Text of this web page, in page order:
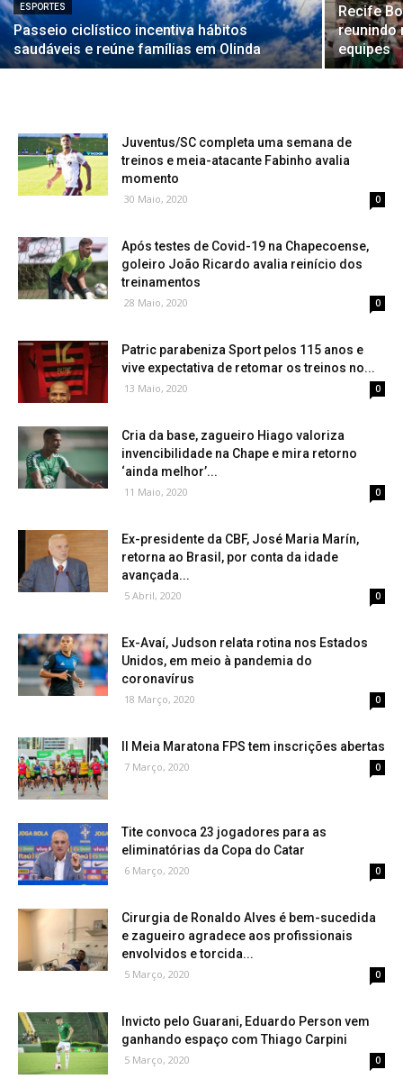
ESPORTES
Passeio ciclístico incentiva hábitos
saudáveis e reúne famílias em Olinda
Recife
reunindo
equipes
Juventus/SC completa uma semana de
treinos e meia-atacante Fabinho avalia
momento
30 Maio, 2020 0
Após testes de Covid-19 na Chapecoense,
goleiro João Ricardo avalia reinício dos
treinamentos
28 Maio, 2020 0
Patric parabeniza Sport pelos 115 anos e
vive expectativa de retomar os treinos no...
13 Maio, 2020 0
Cria da base, zagueiro Hiago valoriza
invencibilidade na Chape e mira retorno
‘ainda melhor’...
11 Maio, 2020 0
Ex-presidente da CBF, José Maria Marín,
retorna ao Brasil, por conta da idade
avançada...
5 Abril, 2020 0
Ex-Avaí, Judson relata rotina nos Estados
Unidos, em meio à pandemia do
coronavírus
18 Março, 2020 0
II Meia Maratona FPS tem inscrições abertas
7 Março, 2020 0
Tite convoca 23 jogadores para as
eliminatórias da Copa do Catar
6 Março, 2020 0
Cirurgia de Ronaldo Alves é bem-sucedida
e zagueiro agradece aos profissionais
envolvidos e torcida...
5 Março, 2020 0
Invicto pelo Guarani, Eduardo Person vem
ganhando espaço com Thiago Carpini
5 Março, 2020 0